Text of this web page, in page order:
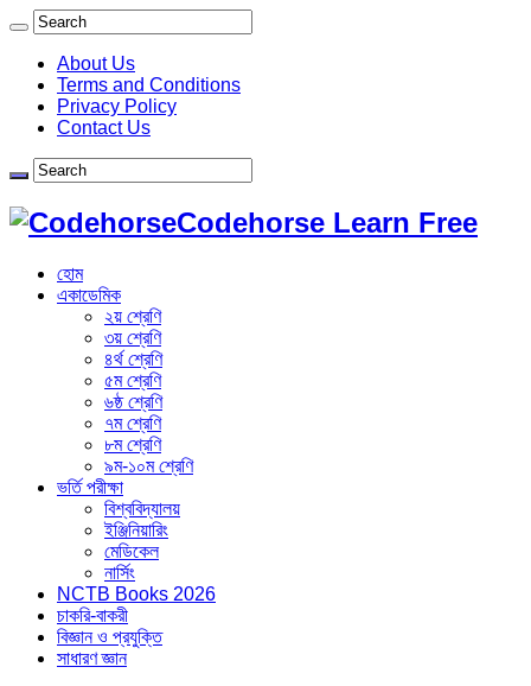
About Us
Terms and Conditions
Privacy Policy
Contact Us
Codehorse Learn Free
হোম
একাডেমিক
২য় শ্রেণি
৩য় শ্রেণি
৪র্থ শ্রেণি
৫ম শ্রেণি
৬ষ্ঠ শ্রেণি
৭ম শ্রেণি
৮ম শ্রেণি
৯ম-১০ম শ্রেণি
ভর্তি পরীক্ষা
বিশ্ববিদ্যালয়
ইঞ্জিনিয়ারিং
মেডিকেল
নার্সিং
NCTB Books 2026
চাকরি-বাকরী
বিজ্ঞান ও প্রযুক্তি
সাধারণ জ্ঞান